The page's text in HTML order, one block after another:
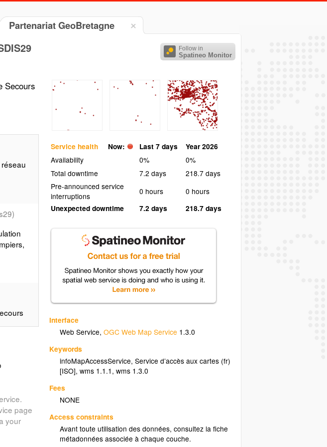
Partenariat GeoBretagne
Follow in
Spatineo Monitor
Service health Now: Last 7 days
Year 2026
Availability
0%
0%
Total downtime
7.2 days
218.7 days
Pre-announced service
interruptions
0 hours
0 hours
Unexpected downtime
7.2 days 218.7 days
Interface
Web Service,OGC Web Map Service 1.3.0
Keywords
infoMapAccessService,Service d’accès aux cartes (fr)
[ISO],wms 1.1.1 ,wms 1.3.0
Fees
NONE
Access constraints
Avant toute utilisation des données, consultez la fiche
métadonnées associée à chaque couche.
Secours
page
your